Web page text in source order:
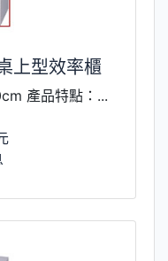
上型效率櫃
產品特點：...